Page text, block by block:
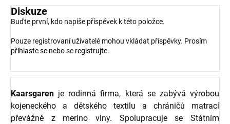
Diskuze
Buďte první, kdo napíše příspěvek k této položce.
Pouze registrovaní uživatelé mohou vkládat příspěvky. Prosím
přihlaste se nebo se registrujte.
Kaarsgaren je rodinná firma, která se zabývá výrobou
kojeneckého a dětského textilu a chráničů matrací
převážně z merino vlny. Spolupracuje se Státním